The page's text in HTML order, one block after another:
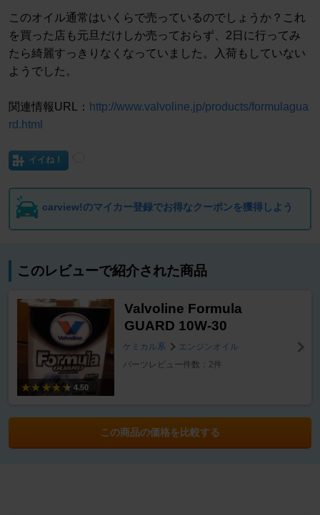
このオイル通常はいくらで売っているのでしょうか？これ
を買った店も元旦だけしか売っておらず、2日に行ってみ
たら綺麗すっきりなくなっていました。入荷もしていない
ようでした。
関連情報URL： http://www.valvoline.jp/products/formulagua
rd.html
イイね！
carview!のマイカー登録でお得なクーポンを獲得しよう
このレビューで紹介された商品
4.50
Valvoline Formula
GUARD 10W-30
ケミカル系
エンジンオイル
パーツレビュー件数：2件
この商品の価格を比較する